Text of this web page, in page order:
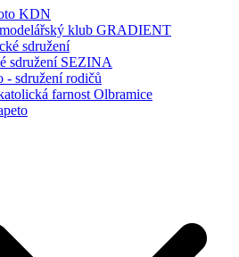
KDN
klub GRADIENT
sdružení
sdružení SEZINA
- sdružení rodičů
farnost Olbramice